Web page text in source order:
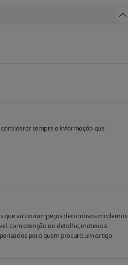
sempre a informação que
que valorizam peças decorativas modernas
com atenção ao detalhe, materiais
para quem procura um artigo